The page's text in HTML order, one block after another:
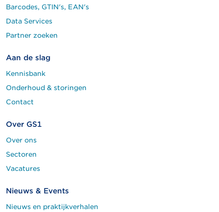
Barcodes, GTIN's, EAN's
Data Services
Partner zoeken
Aan de slag
Kennisbank
Onderhoud & storingen
Contact
Over GS1
Over ons
Sectoren
Vacatures
Nieuws & Events
Nieuws en praktijkverhalen